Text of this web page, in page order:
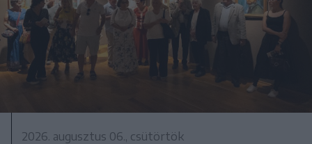
2026. augusztus 06., csütörtök